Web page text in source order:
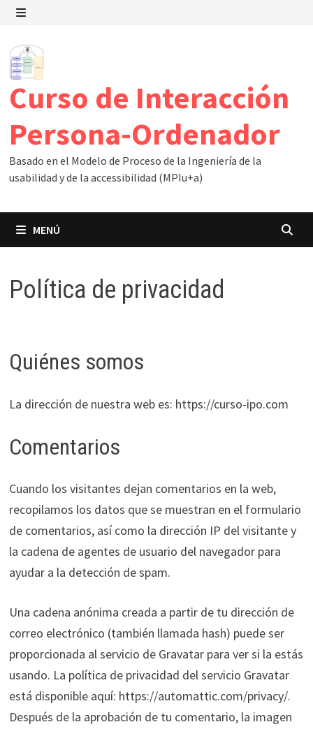
Saltar
contenido
Curso de Interacción
Persona-Ordenador
Basado en el Modelo de Proceso de la Ingeniería de la
usabilidad y de la accessibilidad (MPIu+a)
MENÚ
Política de privacidad
Quiénes somos
La dirección de nuestra web es: https://curso-ipo.com
Comentarios
Cuando los visitantes dejan comentarios en la web,
recopilamos los datos que se muestran en el formulario
de comentarios, así como la dirección IP del visitante y
la cadena de agentes de usuario del navegador para
ayudar a la detección de spam.
Una cadena anónima creada a partir de tu dirección de
correo electrónico (también llamada hash) puede ser
proporcionada al servicio de Gravatar para ver si la estás
usando. La política de privacidad del servicio Gravatar
está disponible aquí: https://automattic.com/privacy/.
Después de la aprobación de tu comentario, la imagen